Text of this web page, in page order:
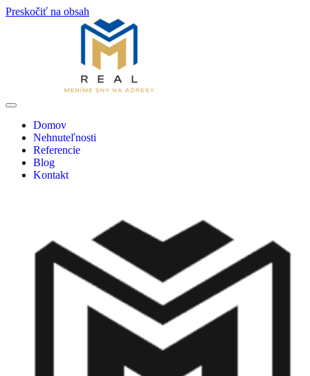
Preskočiť na obsah
Domov
Nehnuteľnosti
Referencie
Blog
Kontakt